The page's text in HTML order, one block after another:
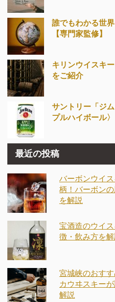
誰でもわかる世
【専門家監修】
キリンウイスキ
をご紹介
サントリー「ジ
プルハイボール
最近の投稿
バーボンウイ
柄！バーボン
を解説
宝酒造のウイ
徴・飲み方を解
宮城峡のおす
カウヰスキー
解説